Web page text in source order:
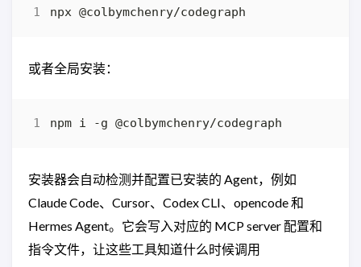
或者全局安装：
安装器会自动检测并配置已安装的 Agent，例如
Claude Code、Cursor、Codex CLI、opencode 和
Hermes Agent。它会写入对应的 MCP server 配置和
指令文件，让这些工具知道什么时候调用